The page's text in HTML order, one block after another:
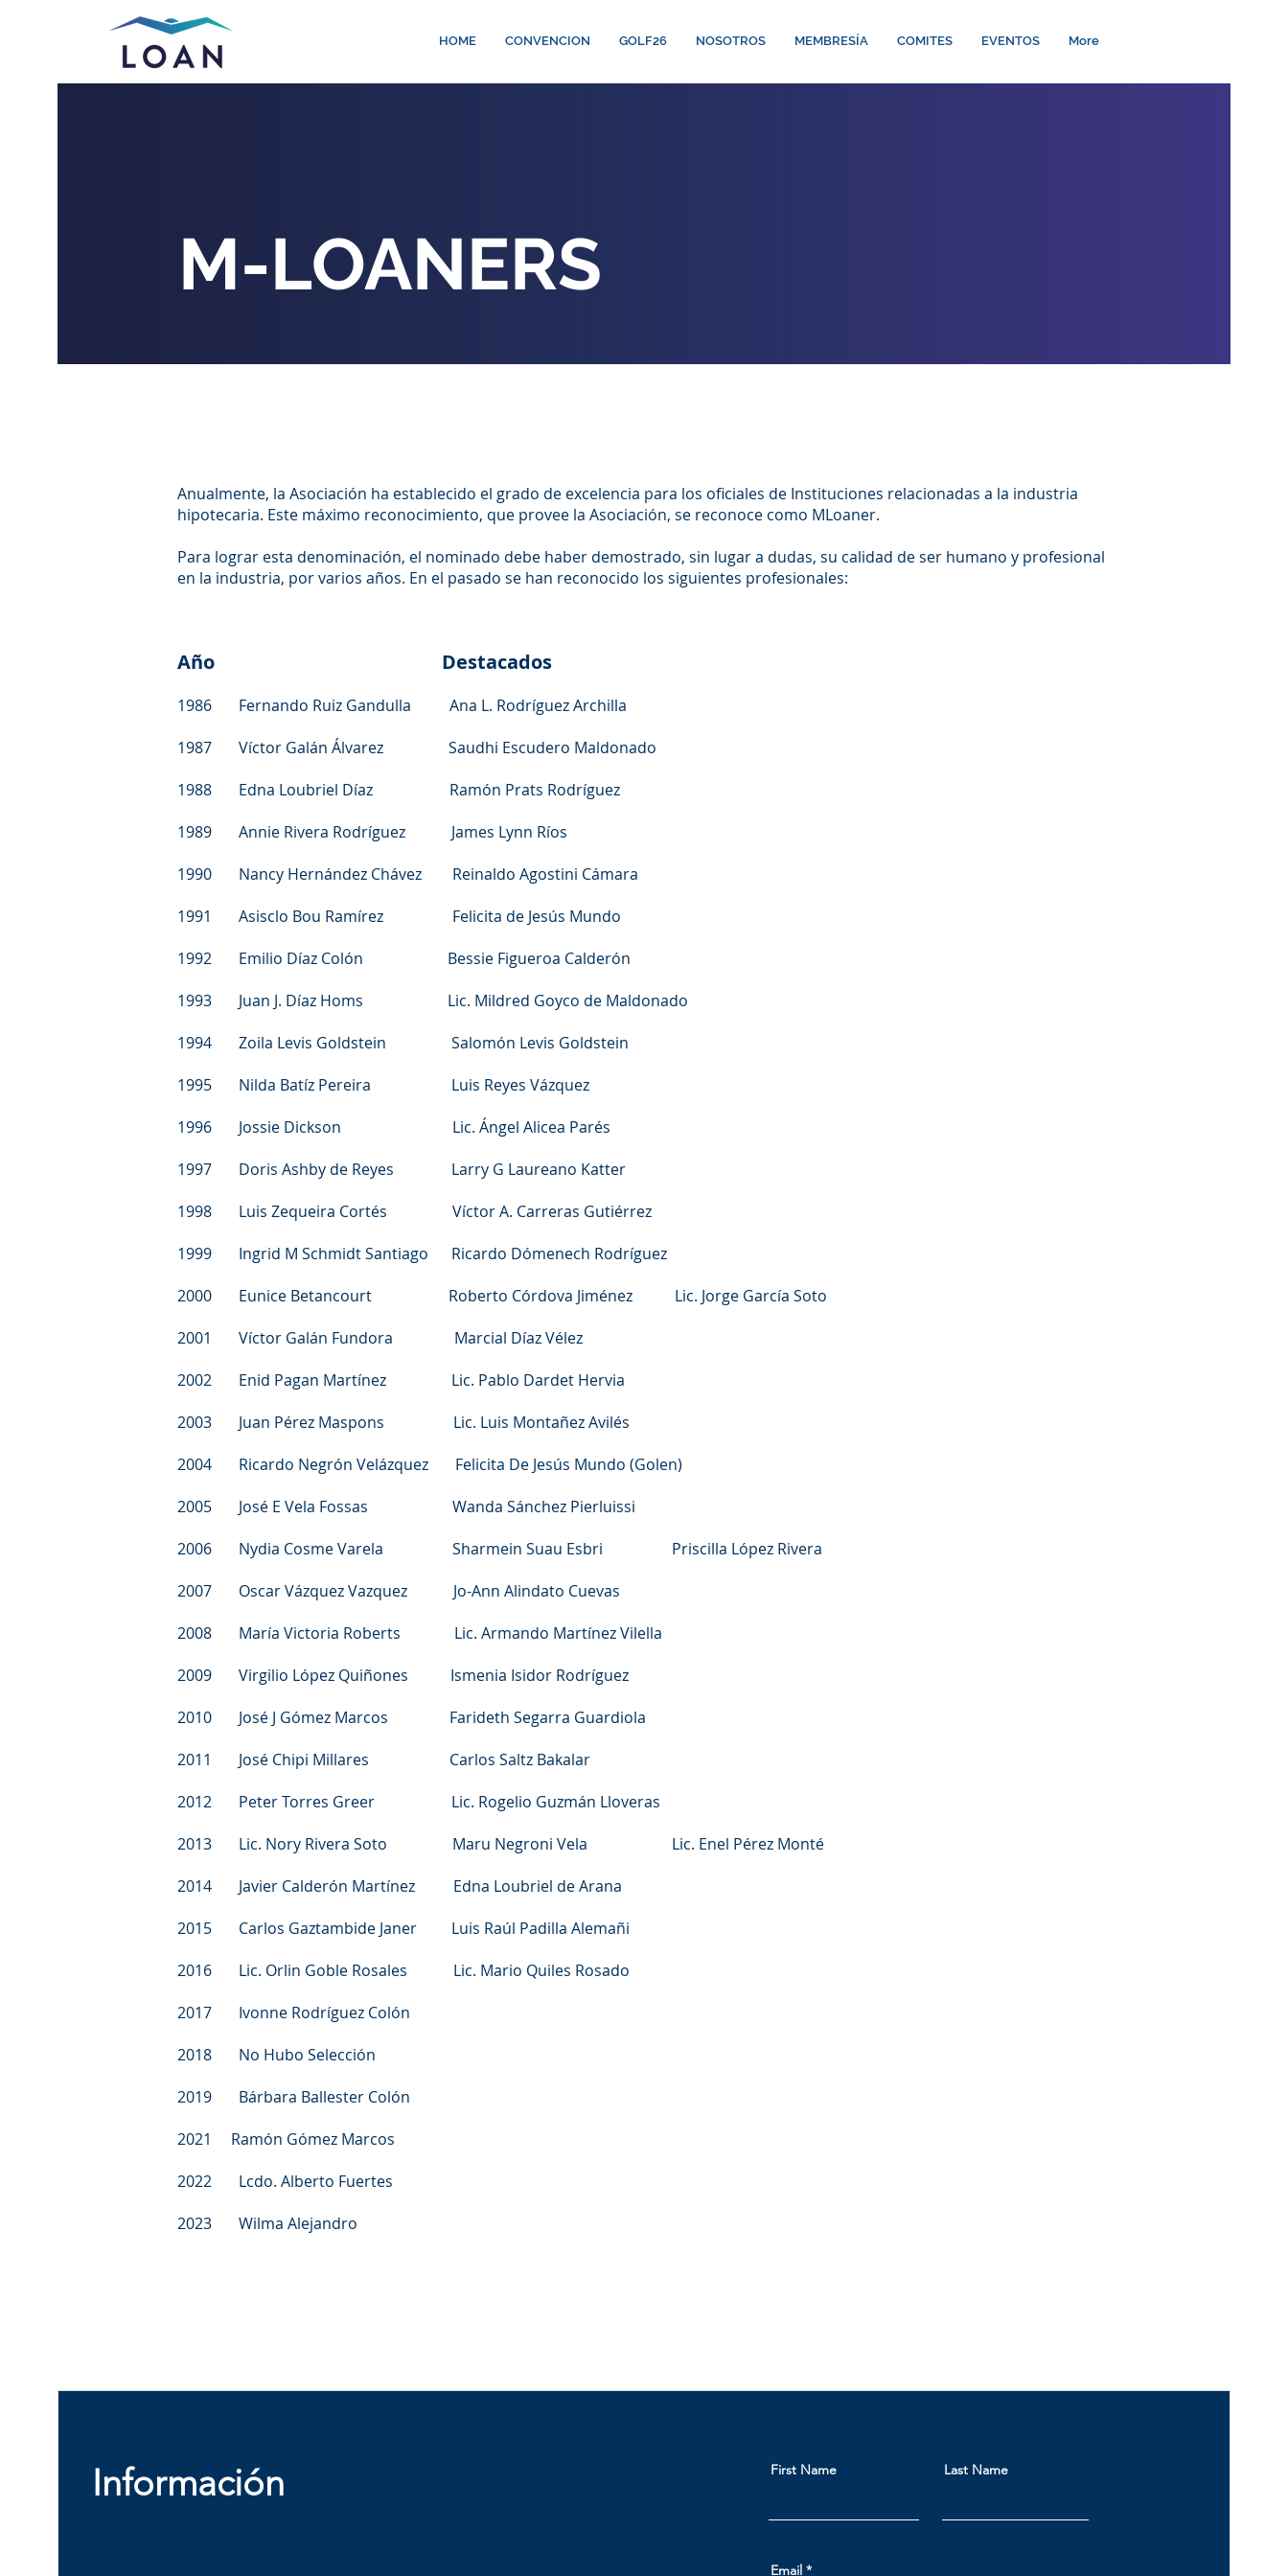
HOME CONVENCION GOLF26 NOSOTROS MEMBRESÍA COMITES EVENTOS More
M-LOANERS
Anualmente, la Asociación ha establecido el grado de excelencia para los oficiales de Instituciones relacionadas a la industria
hipotecaria. Este máximo reconocimiento, que provee la Asociación, se reconoce como MLoaner.
Para lograr esta denominación, el nominado debe haber demostrado, sin lugar a dudas, su calidad de ser humano y profesional
en la industria, por varios años. En el pasado se han reconocido los siguientes profesionales:
Año Destacados
1986 Fernando Ruiz Gandulla Ana L. Rodríguez Archilla
1987 Víctor Galán Álvarez Saudhi Escudero Maldonado
1988 Edna Loubriel Díaz Ramón Prats Rodríguez
1989 Annie Rivera Rodríguez James Lynn Ríos
1990 Nancy Hernández Chávez Reinaldo Agostini Cámara
1991 Asisclo Bou Ramírez Felicita de Jesús Mundo
1992 Emilio Díaz Colón Bessie Figueroa Calderón
1993 Juan J. Díaz Homs Lic. Mildred Goyco de Maldonado
1994 Zoila Levis Goldstein Salomón Levis Goldstein
1995 Nilda Batíz Pereira Luis Reyes Vázquez
1996 Jossie Dickson Lic. Ángel Alicea Parés
1997 Doris Ashby de Reyes Larry G Laureano Katter
1998 Luis Zequeira Cortés Víctor A. Carreras Gutiérrez
1999 Ingrid M Schmidt Santiago Ricardo Dómenech Rodríguez
2000 Eunice Betancourt Roberto Córdova Jiménez Lic. Jorge García Soto
2001 Víctor Galán Fundora Marcial Díaz Vélez
2002 Enid Pagan Martínez Lic. Pablo Dardet Hervia
2003 Juan Pérez Maspons Lic. Luis Montañez Avilés
2004 Ricardo Negrón Velázquez Felicita De Jesús Mundo (Golen)
2005 José E Vela Fossas Wanda Sánchez Pierluissi
2006 Nydia Cosme Varela Sharmein Suau Esbri Priscilla López Rivera
2007 Oscar Vázquez Vazquez Jo-Ann Alindato Cuevas
2008 María Victoria Roberts Lic. Armando Martínez Vilella
2009 Virgilio López Quiñones Ismenia Isidor Rodríguez
2010 José J Gómez Marcos Farideth Segarra Guardiola
2011 José Chipi Millares Carlos Saltz Bakalar
2012 Peter Torres Greer Lic. Rogelio Guzmán Lloveras
2013 Lic. Nory Rivera Soto Maru Negroni Vela Lic. Enel Pérez Monté
2014 Javier Calderón Martínez Edna Loubriel de Arana
2015 Carlos Gaztambide Janer Luis Raúl Padilla Alemañi
2016 Lic. Orlin Goble Rosales Lic. Mario Quiles Rosado
2017 Ivonne Rodríguez Colón
2018 No Hubo Selección
2019 Bárbara Ballester Colón
2021 Ramón Gómez Marcos
2022 Lcdo. Alberto Fuertes
2023 Wilma Alejandro
Información First Name Last Name
Email